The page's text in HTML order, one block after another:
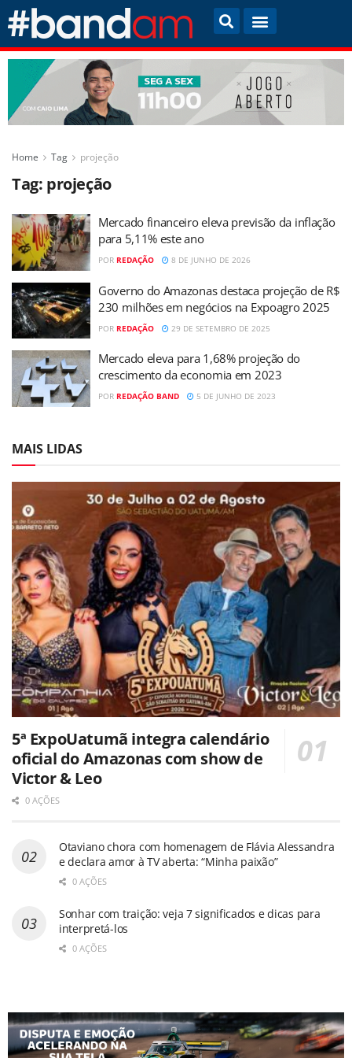
Home Tag projeção
Tag: projeção
Mercado financeiro eleva previsão da inflação
para 5,11% este ano
POR REDAÇÃO 8 DE JUNHO DE 2026
Governo do Amazonas destaca projeção de R$
230 milhões em negócios na Expoagro 2025
POR REDAÇÃO 29 DE SETEMBRO DE 2025
Mercado eleva para 1,68% projeção do
crescimento da economia em 2023
POR REDAÇÃO BAND 5 DE JUNHO DE 2023
MAIS LIDAS
5ª ExpoUatumã integra calendário
oficial do Amazonas com show de
Victor & Leo
0 AÇÕES
Otaviano chora com homenagem de Flávia Alessandra
e declara amor à TV aberta: “Minha paixão”
0 AÇÕES
Sonhar com traição: veja 7 significados e dicas para
interpretá-los
0 AÇÕES